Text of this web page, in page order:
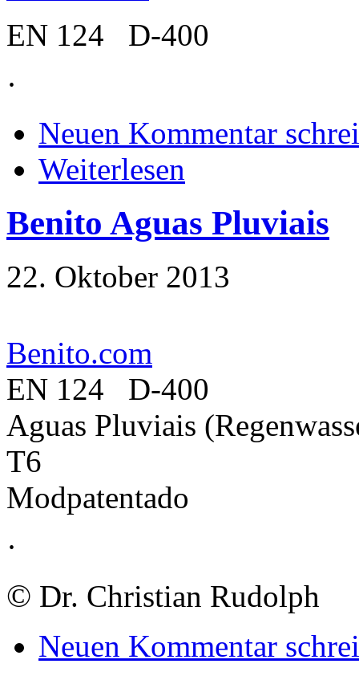
EN 124 D-400
·
Neuen Kommentar
Weiterlesen
Benito Aguas Pluviais
22. Oktober 2013
Benito.com
EN 124 D-400
Aguas Pluviais
T6
Modpatentado
·
© Dr. Christian Rudolph
Neuen Kommentar